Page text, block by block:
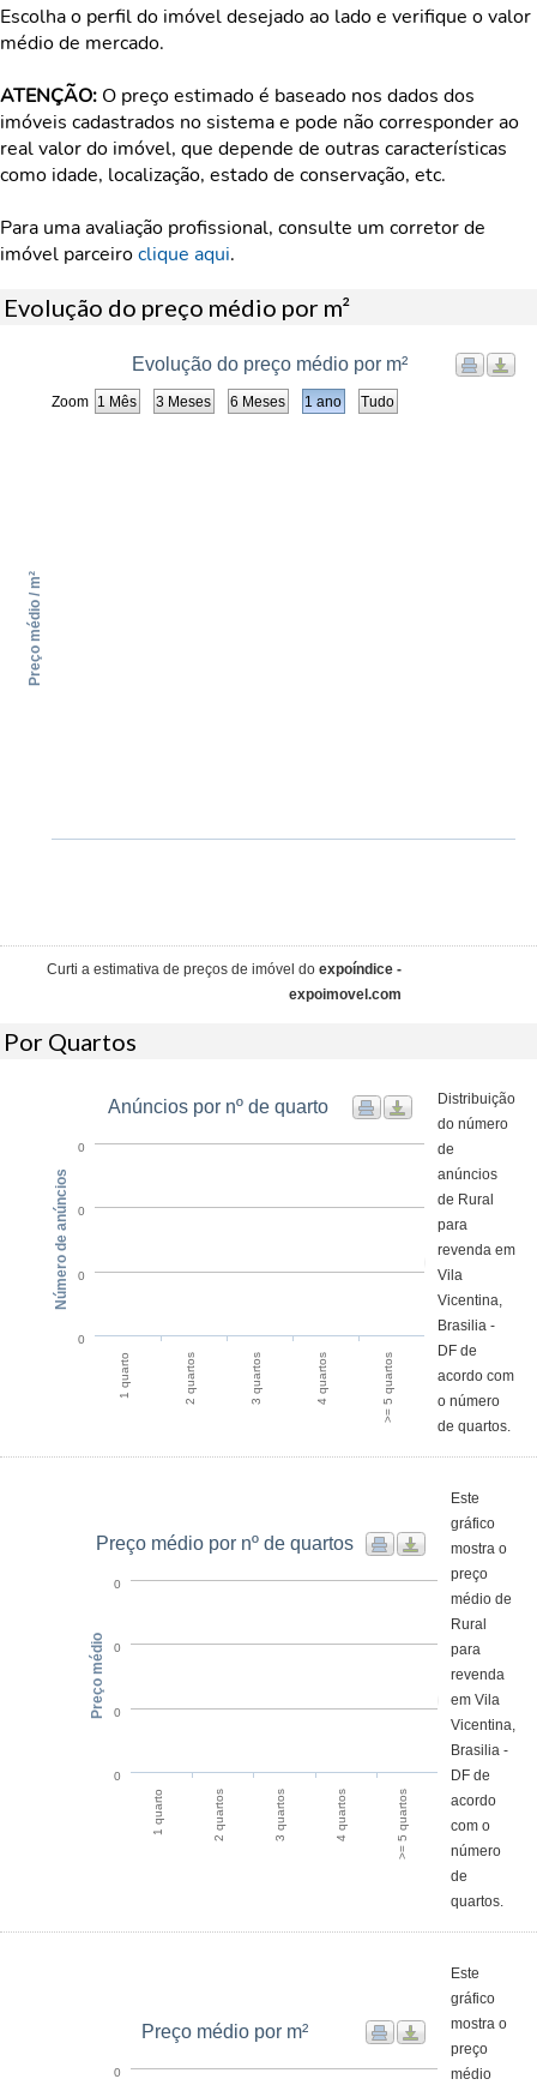
Escolha o perfil do imóvel desejado ao lado e verifique o valor
médio de mercado.
ATENÇÃO: O preço estimado é baseado nos dados dos
imóveis cadastrados no sistema e pode não corresponder ao
real valor do imóvel, que depende de outras características
como idade, localização, estado de conservação, etc.
Para uma avaliação profissional, consulte um corretor de
imóvel parceiroclique aqui.
Evolução do preço médio por m²
Zoom
Evolução do preço médio por m²
Preço médio / m²
1 Mês 3 Meses 6 Meses 1 ano Tudo
Curti a estimativa de preços de imóvel do expoíndice -
expoimovel.com
Por Quartos
Anúncios por nº de quarto
1 quarto 2 quartos 3 quartos 4 quartos >= 5 quartos
0
0
0
0
Número de anúncios
Distribuição
do número
de
anúncios
de Rural
para
revenda em
Vila
Vicentina,
Brasilia -
DF de
acordo com
o número
de quartos.
Preço médio por nº de quartos
1 quarto 2 quartos 3 quartos 4 quartos >= 5 quartos
0
0
0
0
Preço médio
Este
gráfico
mostra o
preço
médio de
Rural
para
revenda
em Vila
Vicentina,
Brasilia -
DF de
acordo
com o
número
de
quartos.
Preço médio por m²
0
Este
gráfico
mostra o
preço
médio